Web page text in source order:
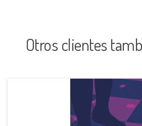
Otros clientes